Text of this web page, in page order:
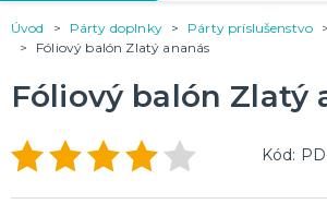
Rozlúčka so slobodou ❤️
Karnevalové doplnky
Balóniky a hélium
Párty doplnky
KARNEVALOVÉ KOSTÝMY
Kostýmy pre deti
DOPLNKY A MAKE-UP
Doplnky
Make-up, dekorácie na kožu, tetovanie,
Úvod Párty doplnky Párty príslušenstvo
Fóliový balón Zlatý ananás
Fóliový balón Zlatý
Kód: